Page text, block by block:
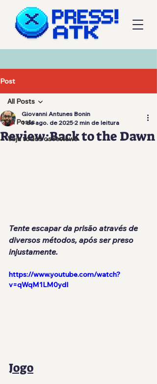
Post
All Posts
Veja todos os reviews
All Posts
Review:Back to the Dawn
Giovanni Antunes Bonin
1 de ago. de 2025 2 min de leitura
Tente escapar da prisão através de
diversos métodos, após ser preso
injustamente.
https://www.youtube.com/watch?
v=qWqM1LM0ydI
Jogo